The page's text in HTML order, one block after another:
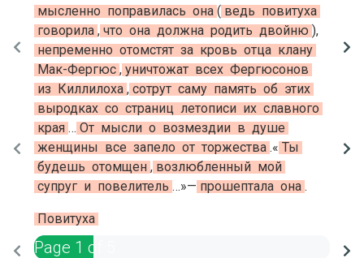
мысленно поправилась она ( ведь повитуха
говорила , что она должна родить двойню ),
непременно отомстят за кровь отца клану
Мак-Фергюс , уничтожат всех Фергюсонов
из Киллилоха , сотрут саму память об этих
выродках со страниц летописи их славного
края … От мысли о возмездии в душе
женщины все запело от торжества .« Ты
будешь отомщен , возлюбленный мой
супруг и повелитель …»— прошептала она .
Повитуха
Page 1 of